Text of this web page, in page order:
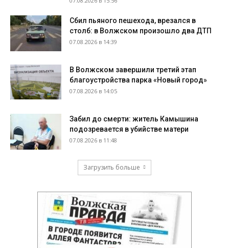
Сбил пьяного пешехода, врезался в
столб: в Волжском произошло два ДТП
07.08.2026 в 14:39
В Волжском завершили третий этап
благоустройства парка «Новый город»
07.08.2026 в 14:05
Забил до смерти: житель Камышина
подозревается в убийстве матери
07.08.2026 в 11:48
Загрузить больше